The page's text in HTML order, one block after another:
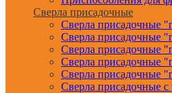
Сверла присадочные
Сверла присадочные
Сверла присадочные
Сверла присадочные
Сверла присадочные
Сверла присадочные
Сверла присадочные